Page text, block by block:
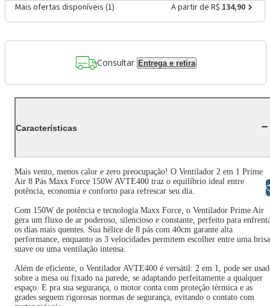
Mais ofertas disponíveis (1) A partir de R$ 134,90
Consultar Entrega e retira
Características
Mais vento, menos calor e zero preocupação! O Ventilador 2 em 1 Prime
Air 8 Pás Maxx Force 150W AVTE400 traz o equilíbrio ideal entre
potência, economia e conforto para refrescar seu dia.
Com 150W de potência e tecnologia Maxx Force, o Ventilador Prime Air
gera um fluxo de ar poderoso, silencioso e constante, perfeito para
os dias mais quentes. Sua hélice de 8 pás com 40cm garante alta
performance, enquanto as 3 velocidades permitem escolher entre uma brisa
suave ou uma ventilação intensa.
Além de eficiente, o Ventilador AVTE400 é versátil: 2 em 1, pode ser
sobre a mesa ou fixado na parede, se adaptando perfeitamente a qualquer
espaço. E pra sua segurança, o motor conta com proteção térmica e as
grades seguem rigorosas normas de segurança, evitando o contato com
Libras